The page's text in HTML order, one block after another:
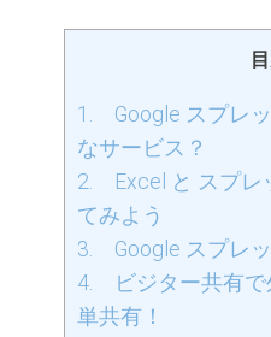
1. Google スプレ
なサービス？
2. Excel と スプレ
てみよう
3. Google スプレ
4. ビジター共有で
単共有！